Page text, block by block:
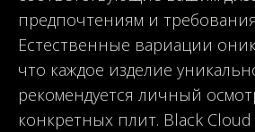
предпочтениям и
Естественные вариации
что каждое изделие
рекомендуется личный
конкретных плит. Black